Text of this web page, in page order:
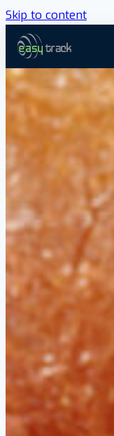
Skip to content